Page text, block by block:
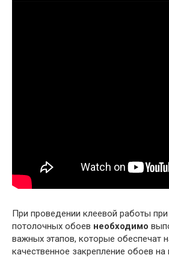
При проведении клеевой работы при
потолочных обоев необходимо
важных этапов, которые обеспечат
качественное закрепление обоев